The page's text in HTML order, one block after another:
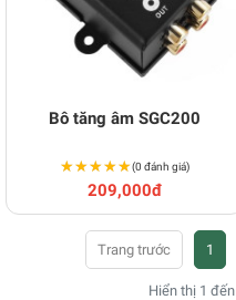
Bô tăng âm SGC200
★★★★★
★★★★★(0 đánh giá)
209,000đ
Hiển thị 1 đến
1